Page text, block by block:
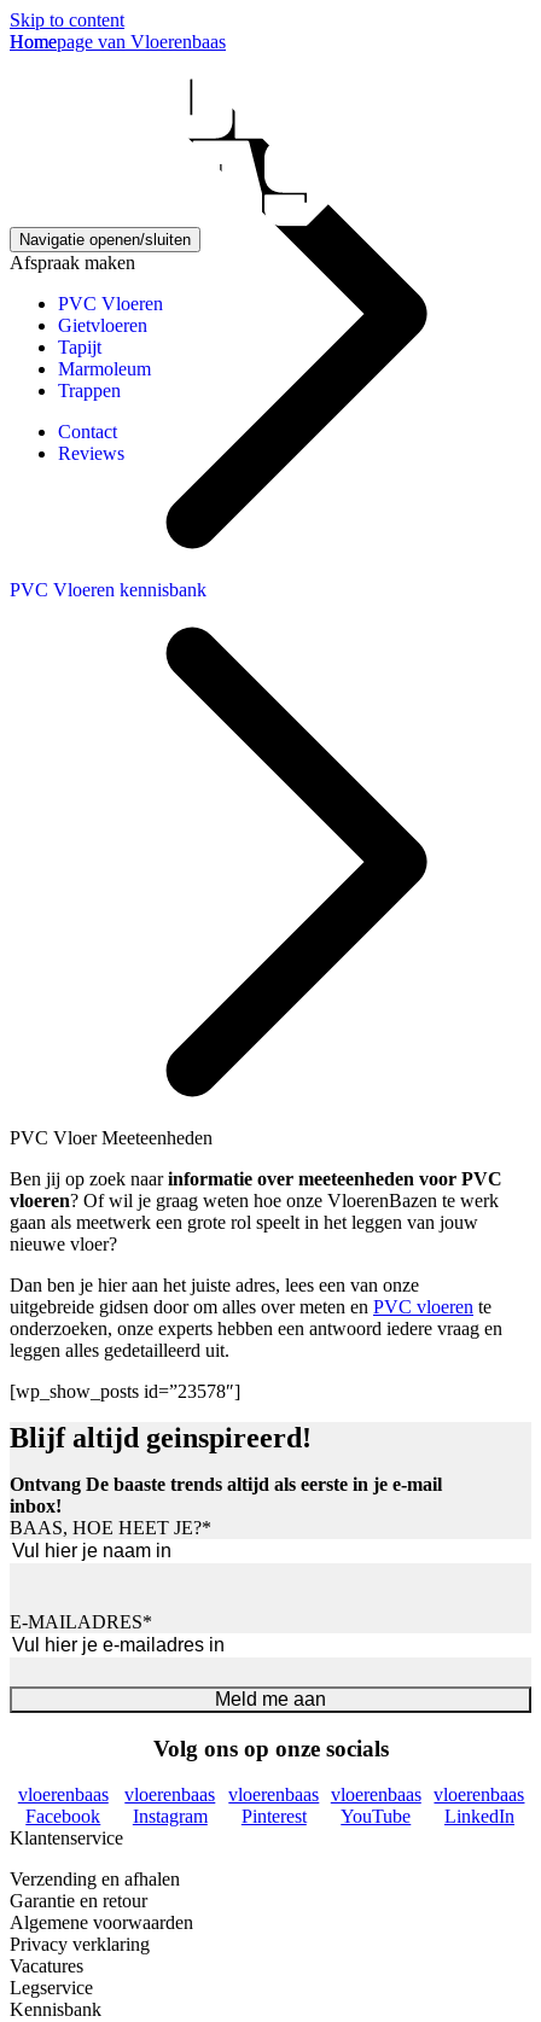
Skip to content
Homepage van Vloerenbaas
Navigatie openen/sluiten
Afspraak maken
PVC Vloeren
Gietvloeren
Tapijt
Marmoleum
Trappen
Contact
Reviews
Home
PVC Vloeren kennisbank
PVC Vloer Meeteenheden
Ben jij op zoek naarinformatie over meeteenheden voor PVC
vloeren? Of wil je graag weten hoe onze VloerenBazen te werk
gaan als meetwerk een grote rol speelt in het leggen van jouw
nieuwe vloer?
Dan ben je hier aan het juiste adres, lees een van onze
uitgebreide gidsen door om alles over meten en PVC vloeren te
onderzoeken, onze experts hebben een antwoord iedere vraag en
leggen alles gedetailleerd uit.
[wp_show_posts id=”23578″]
Blijf altijd geinspireerd!
Ontvang De baaste trends altijd als eerste in je e-mail
inbox!
BAAS, HOE HEET JE?*
E-MAILADRES*
Meld me aan
Volg ons op onze socials
vloerenbaas
Facebook
vloerenbaas
Instagram
vloerenbaas
Pinterest
vloerenbaas
YouTube
vloerenbaas
LinkedIn
Klantenservice
Verzending en afhalen
Garantie en retour
Algemene voorwaarden
Privacy verklaring
Vacatures
Legservice
Kennisbank